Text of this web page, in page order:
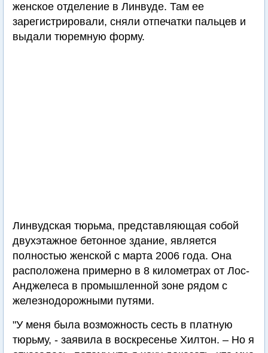
женское отделение в Линвуде. Там ее
зарегистрировали, сняли отпечатки пальцев и
выдали тюремную форму.
Линвудская тюрьма, представляющая собой
двухэтажное бетонное здание, является
полностью женской с марта 2006 года. Она
расположена примерно в 8 километрах от Лос-
Анджелеса в промышленной зоне рядом с
железнодорожными путями.
"У меня была возможность сесть в платную
тюрьму, - заявила в воскресенье Хилтон. – Но я